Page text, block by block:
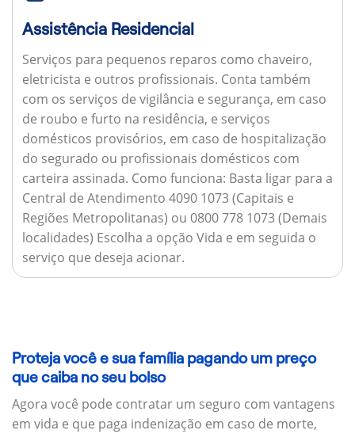
Assistência Residencial
Serviços para pequenos reparos como chaveiro,
eletricista e outros profissionais. Conta também
com os serviços de vigilância e segurança, em caso
de roubo e furto na residência, e serviços
domésticos provisórios, em caso de hospitalização
do segurado ou profissionais domésticos com
carteira assinada. Como funciona: Basta ligar para a
Central de Atendimento 4090 1073 (Capitais e
Regiões Metropolitanas) ou 0800 778 1073 (Demais
localidades) Escolha a opção Vida e em seguida o
serviço que deseja acionar.
Proteja você e sua família pagando um preço
que caiba no seu bolso
Agora você pode contratar um seguro com vantagens
em vida e que paga indenização em caso de morte,